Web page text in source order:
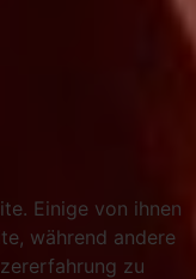
Einige von ihnen
während andere
zu